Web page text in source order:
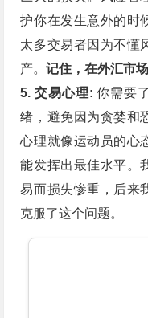
护你在发生意外的时
太多交易者因为不懂
产。记住，在外汇市
5. 交易心理: 你需要
绪，避免因为贪婪和
心理就像运动员的心
能发挥出最佳水平。
易而损失惨重，后来
克服了这个问题。